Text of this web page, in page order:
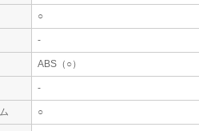
○
-
ABS（○）
-
○